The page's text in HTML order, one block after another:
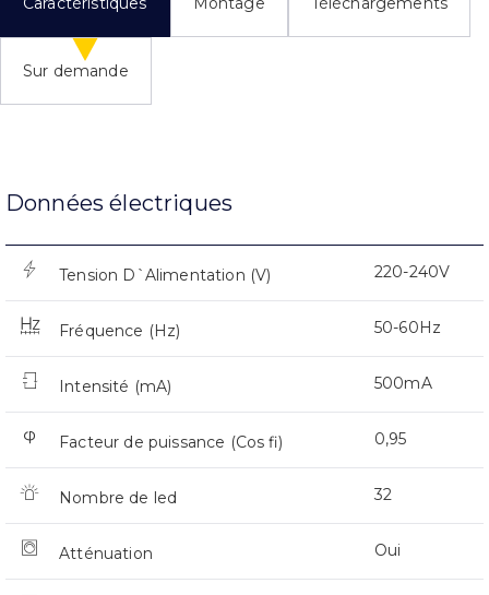
Sur demande
Données électriques
Tension D`Alimentation (V) 220-240V
Fréquence (Hz) 50-60Hz
Intensité (mA) 500mA
Facteur de puissance (Cos fi) 0,95
Nombre de led 32
Atténuation Oui